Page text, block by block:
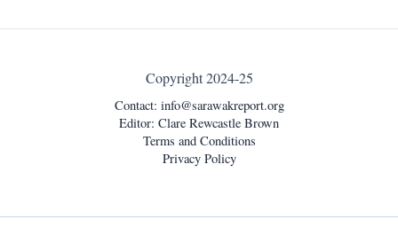
Copyright 2024-25
Contact: info@sarawakreport.org
Editor: Clare Rewcastle Brown
Terms and Conditions
Privacy Policy